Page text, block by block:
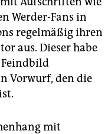
Werder-Fans in
regelmäßig ihren
aus. Dieser habe
Feindbild
Vorwurf, den die
mit